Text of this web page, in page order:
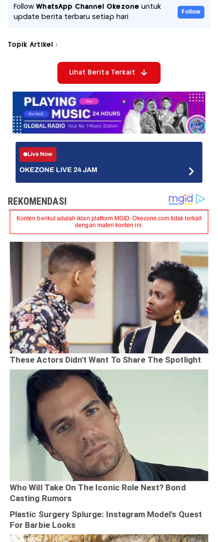
FollowWhatsApp Channel Okezone untuk
update berita terbaru setiap hari
Follow
Topik Artikel :
Lihat Berita Terkait
Live Now
OKEZONE LIVE 24 JAM